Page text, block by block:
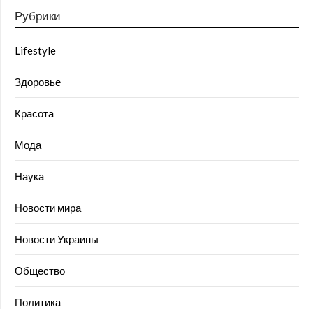
Рубрики
Lifestyle
Здоровье
Красота
Мода
Наука
Новости мира
Новости Украины
Общество
Политика